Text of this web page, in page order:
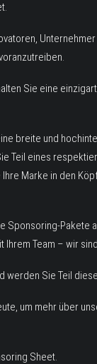
Sie eine
breite und
Teil eines
Ihre Marke in den
Sponsoring-Pakete
Ihrem Team – wir
werden Sie Teil
um mehr über
Sheet.